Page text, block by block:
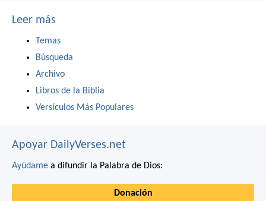
Leer más
Temas
Búsqueda
Archivo
Libros de la Biblia
Versículos Más Populares
Apoyar DailyVerses.net
Ayúdame a difundir la Palabra de Dios:
Donación